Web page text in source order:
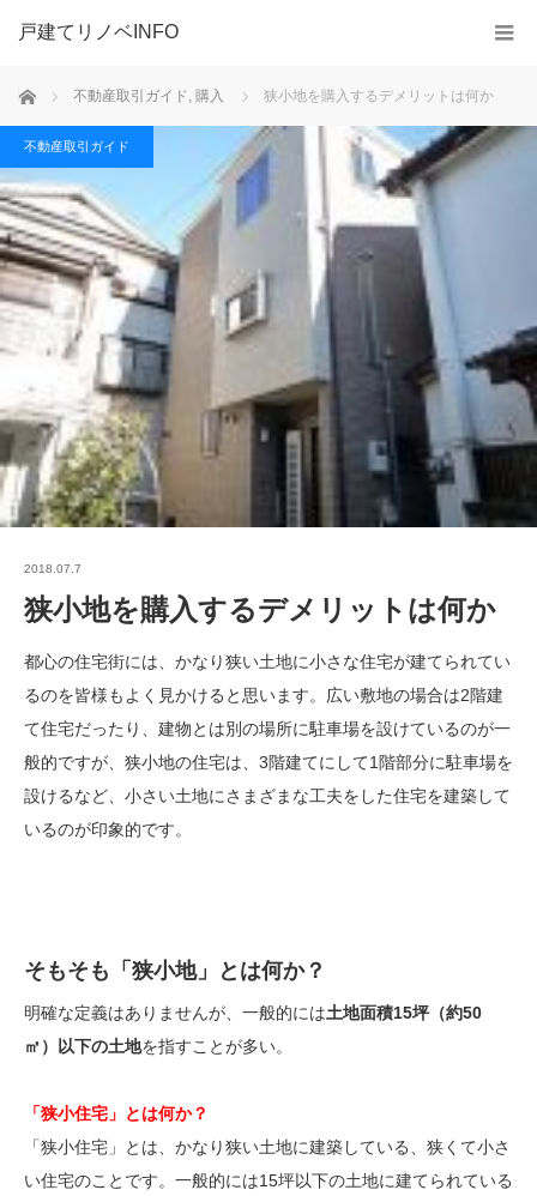
戸建てリノベINFO
ホーム 不動産取引ガイド, 購入 狭小地を購入するデメリットは何か
不動産取引ガイド
2018.07.7
狭小地を購入するデメリットは何か
都心の住宅街には、かなり狭い土地に小さな住宅が建てられてい
るのを皆様もよく見かけると思います。広い敷地の場合は2階建
て住宅だったり、建物とは別の場所に駐車場を設けているのが一
般的ですが、狭小地の住宅は、3階建てにして1階部分に駐車場を
設けるなど、小さい土地にさまざまな工夫をした住宅を建築して
いるのが印象的です。
そもそも「狭小地」とは何か？
明確な定義はありませんが、一般的には土地面積15坪（約50
㎡）以下の土地を指すことが多い。
「狭小住宅」とは何か？
「狭小住宅」とは、かなり狭い土地に建築している、狭くて小さ
い住宅のことです。一般的には15坪以下の土地に建てられている